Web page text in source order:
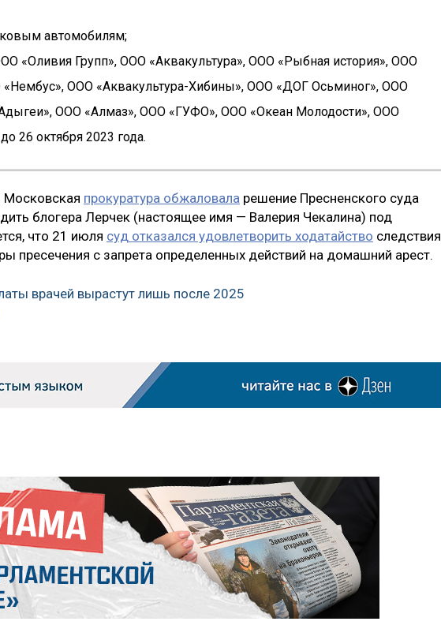
автомобилям;
«Оливия Групп», ООО «Аквакультура», ООО «Рыбная история», ООО
«Нембус», ООО «Аквакультура-Хибины», ООО «ДОГ Осьминог», ООО
ООО «Алмаз», ООО «ГУФО», ООО «Океан Молодости», ООО
26 октября 2023 года.
Московская прокуратура обжаловала решение Пресненского суда
блогера Лерчек (настоящее имя — Валерия Чекалина) под
что 21 июля суд отказался удовлетворить ходатайство следствия
пресечения с запрета определенных действий на домашний арест.
врачей вырастут лишь после 2025